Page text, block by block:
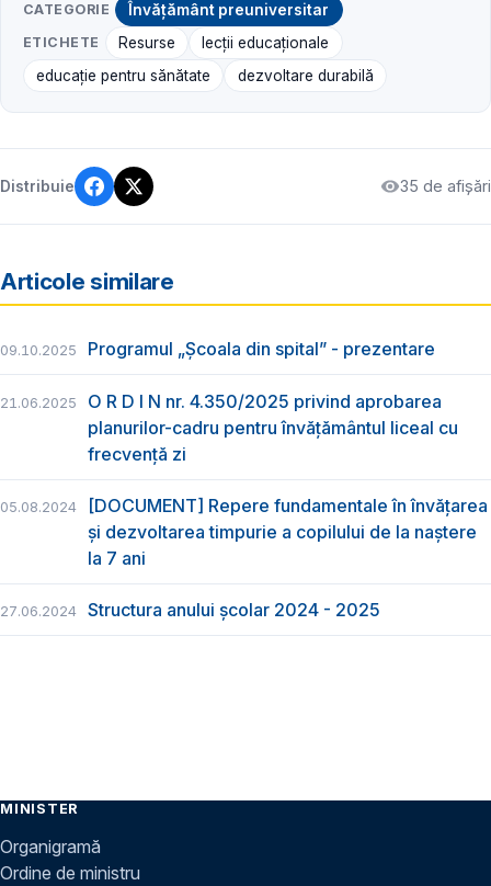
CATEGORIE Învățământ preuniversitar
ETICHETE Resurse
lecții educaționale
educație pentru sănătate
dezvoltare durabilă
Distribuie 35 de afișări
Articole similare
09.10.2025 Programul „Școala din spital” - prezentare
21.06.2025
O R D I N nr. 4.350/2025 privind aprobarea
planurilor-cadru pentru învățământul liceal cu
frecvență zi
05.08.2024
[DOCUMENT] Repere fundamentale în învățarea
și dezvoltarea timpurie a copilului de la naștere
la 7 ani
27.06.2024 Structura anului școlar 2024 - 2025
MINISTER
Organigramă
Ordine de ministru